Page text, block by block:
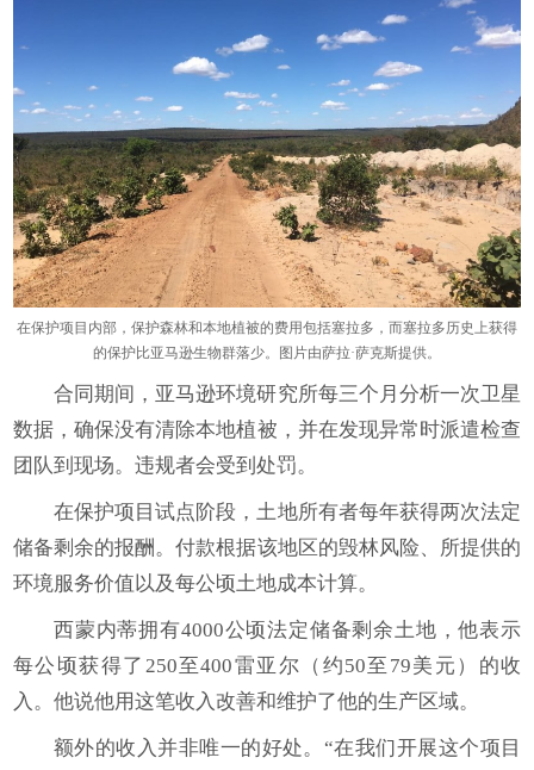
在保护项目内部，保护森林和本地植被的费用包括塞拉多，而塞拉多历史上获得
的保护比亚马逊生物群落少。图片由萨拉·萨克斯提供。
合同期间，亚马逊环境研究所每三个月分析一次卫星
数据，确保没有清除本地植被，并在发现异常时派遣检查
团队到现场。违规者会受到处罚。
在保护项目试点阶段，土地所有者每年获得两次法定
储备剩余的报酬。付款根据该地区的毁林风险、所提供的
环境服务价值以及每公顷土地成本计算。
西蒙内蒂拥有4000公顷法定储备剩余土地，他表示
每公顷获得了250至400雷亚尔（约50至79美元）的收
入。他说他用这笔收入改善和维护了他的生产区域。
额外的收入并非唯一的好处。“在我们开展这个项目